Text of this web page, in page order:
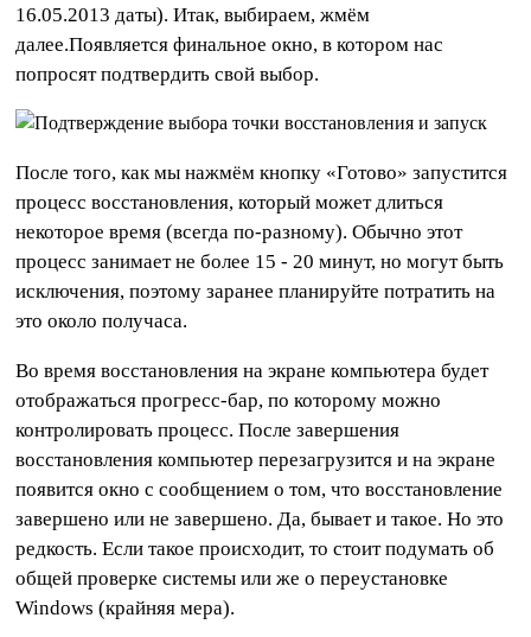
16.05.2013 даты). Итак, выбираем, жмём
далее.Появляется финальное окно, в котором нас
попросят подтвердить свой выбор.
После того, как мы нажмём кнопку «Готово» запустится
процесс восстановления, который может длиться
некоторое время (всегда по-разному). Обычно этот
процесс занимает не более 15 - 20 минут, но могут быть
исключения, поэтому заранее планируйте потратить на
это около получаса.
Во время восстановления на экране компьютера будет
отображаться прогресс-бар, по которому можно
контролировать процесс. После завершения
восстановления компьютер перезагрузится и на экране
появится окно с сообщением о том, что восстановление
завершено или не завершено. Да, бывает и такое. Но это
редкость. Если такое происходит, то стоит подумать об
общей проверке системы или же о переустановке
Windows (крайняя мера).